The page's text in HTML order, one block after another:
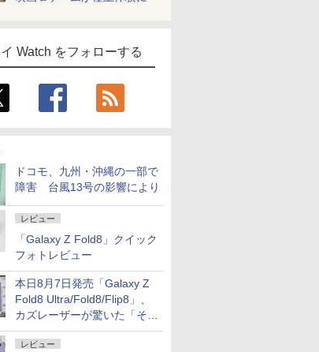
Watch をフォローする
ドコモ、九州・沖縄の一部で
障害 台風13号の影響により
レビュー
「Galaxy Z Fold8」クイック
フォトレビュー
本日8月7日発売「Galaxy Z
Fold8 Ultra/Fold8/Flip8」、
カズレーザーが驚いた「そば
屋のメニュー並みの薄さ」
レビュー